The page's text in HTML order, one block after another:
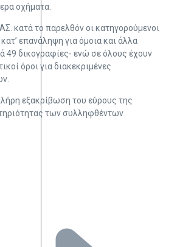
οχήματα.
κατά το παρελθόν οι κατηγορούμενοι
επανάληψη για όμοια και άλλα
49 δικογραφίες- ενώ σε όλους έχουν
όροι για διακεκριμένες
εξακρίβωση του εύρους της
των συλληφθέντων